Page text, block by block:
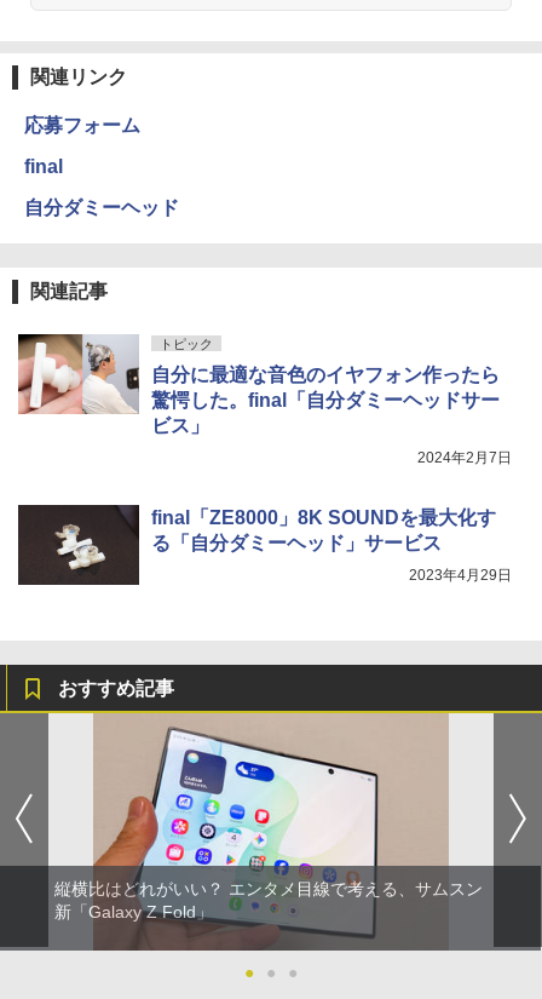
関連リンク
応募フォーム
final
自分ダミーヘッド
関連記事
トピック
自分に最適な音色のイヤフォン作ったら
驚愕した。final「自分ダミーヘッドサー
ビス」
2024年2月7日
final「ZE8000」8K SOUNDを最大化す
る「自分ダミーヘッド」サービス
2023年4月29日
おすすめ記事
縦横比はどれがいい？ エンタメ目線で考える、サムスン
新「Galaxy Z Fold」
● ● ●